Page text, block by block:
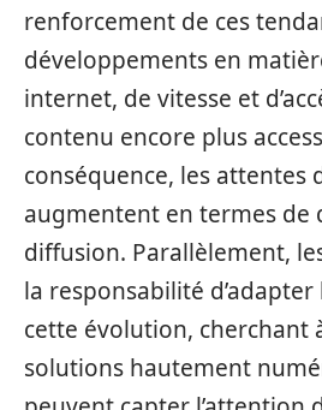
renforcement de ces
développements en
internet, de vitesse et
contenu encore plus
conséquence, les attentes
augmentent en termes de
diffusion. Parallèlement,
la responsabilité
cette évolution, cherchant
solutions hautement